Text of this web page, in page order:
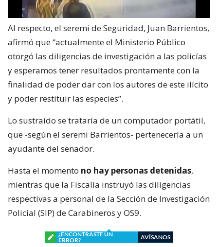
Al respecto, el seremi de Seguridad, Juan Barrientos,
afirmó que “actualmente el Ministerio Público
otorgó las diligencias de investigación a las policías
y esperamos tener resultados prontamente con la
finalidad de poder dar con los autores de este ilícito
y poder restituir las especies”.
Lo sustraído se trataría de un computador portátil,
que -según el seremi Barrientos- pertenecería a un
ayudante del senador.
Hasta el momento no hay personas detenidas,
mientras que la Fiscalía instruyó las diligencias
respectivas a personal de la Sección de Investigación
Policial (SIP) de Carabineros y OS9.
¿ENCONTRASTE UN
ERROR?
AVÍSANOS